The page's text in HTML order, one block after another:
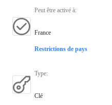
Peut être activé à:
France
Restrictions de pays
Type:
Clé